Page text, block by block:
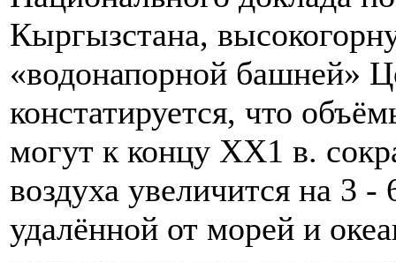
Кыргызстана,
«водонапорной башней»
констатируется, что
могут к концу ХХ1 в.
воздуха увеличится на 3 -
удалённой от морей и